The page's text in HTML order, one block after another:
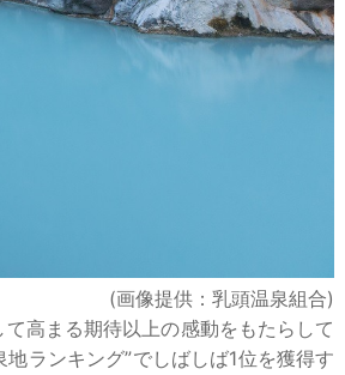
(画像提供：乳頭温泉組合)
高まる期待以上の感動をもたらして
ランキング”でしばしば1位を獲得す